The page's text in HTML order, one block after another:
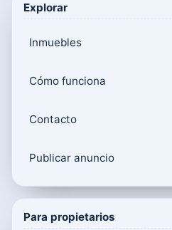
Explorar
Inmuebles
Cómo funciona
Contacto
Publicar anuncio
Para propietarios